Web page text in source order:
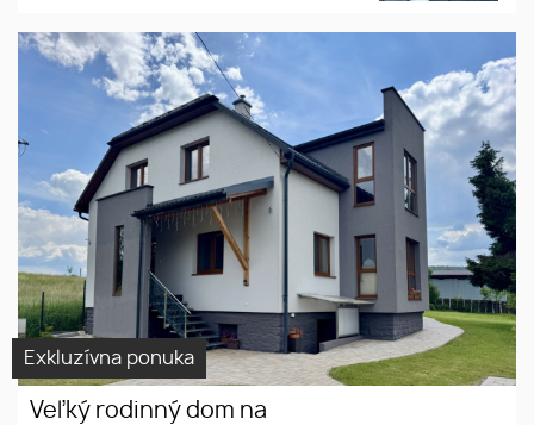
Veľký rodinný dom na
rozsiahlom pozemku v obci
Zborov okr. Bardejov
Exkluzívna ponuka
Veľký rodinný dom na